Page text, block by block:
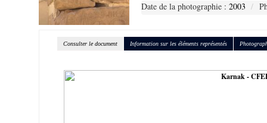
Date de la photographie : 2003
Consulter le document Information sur les éléments représentés